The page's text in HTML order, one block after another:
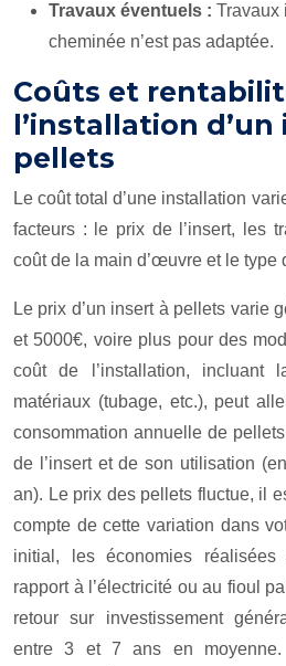
Travaux éventuels : Travaux
cheminée n’est pas adaptée.
Coûts et
l’installation d’un
pellets
Le coût total d’une installation
facteurs : le prix de l’insert, les
coût de la main d’œuvre et le type
Le prix d’un insert à pellets varie
et 5000€, voire plus pour des
coût de l’installation, incluant
matériaux (tubage, etc.), peut
consommation annuelle de
de l’insert et de son utilisation
an). Le prix des pellets fluctue, il
compte de cette variation dans
initial, les économies
rapport à l’électricité ou au fioul
retour sur investissement
entre 3 et 7 ans en moyenne.